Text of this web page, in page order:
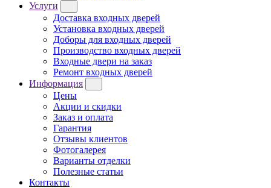
Услуги
Доставка входных дверей
Установка входных дверей
Доборы для входных дверей
Производство входных дверей
Входные двери на заказ
Ремонт входных дверей
Информация
Цены
Акции и скидки
Заказ и оплата
Гарантия
Отзывы клиентов
Фотогалерея
Варианты отделки
Полезные статьи
Контакты